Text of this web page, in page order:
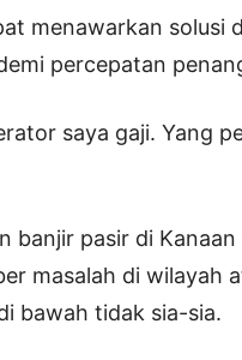
menawarkan solusi
percepatan
saya gaji. Yang
banjir pasir di
masalah di wilayah
bawah tidak sia-sia.